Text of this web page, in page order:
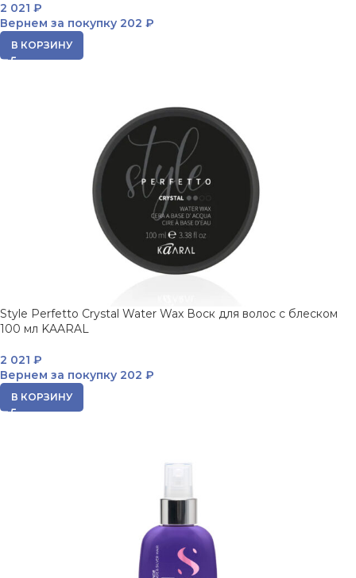
2 021 ₽
Вернем за покупку 202 ₽
В КОРЗИНУ
Style Perfetto Crystal Water Wax Воск для волос с блеском
100 мл KAARAL
2 021 ₽
Вернем за покупку 202 ₽
В КОРЗИНУ